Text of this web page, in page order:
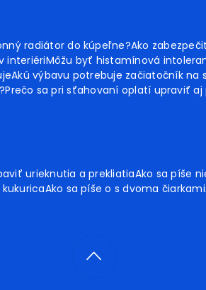
radiátor do kúpeľne?Ako
interiériMôžu byť histamínová
Akú výbavu potrebuje začiatočník na
Prečo sa pri sťahovaní oplatí upraviť
urieknutia a prekliatiaAko sa píše
Ako sa píše o s dvoma čiarkami